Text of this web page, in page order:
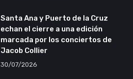
Santa Ana y Puerto de la Cruz
echan el cierre a una edición
marcada por los conciertos de
Jacob Collier
30/07/2026